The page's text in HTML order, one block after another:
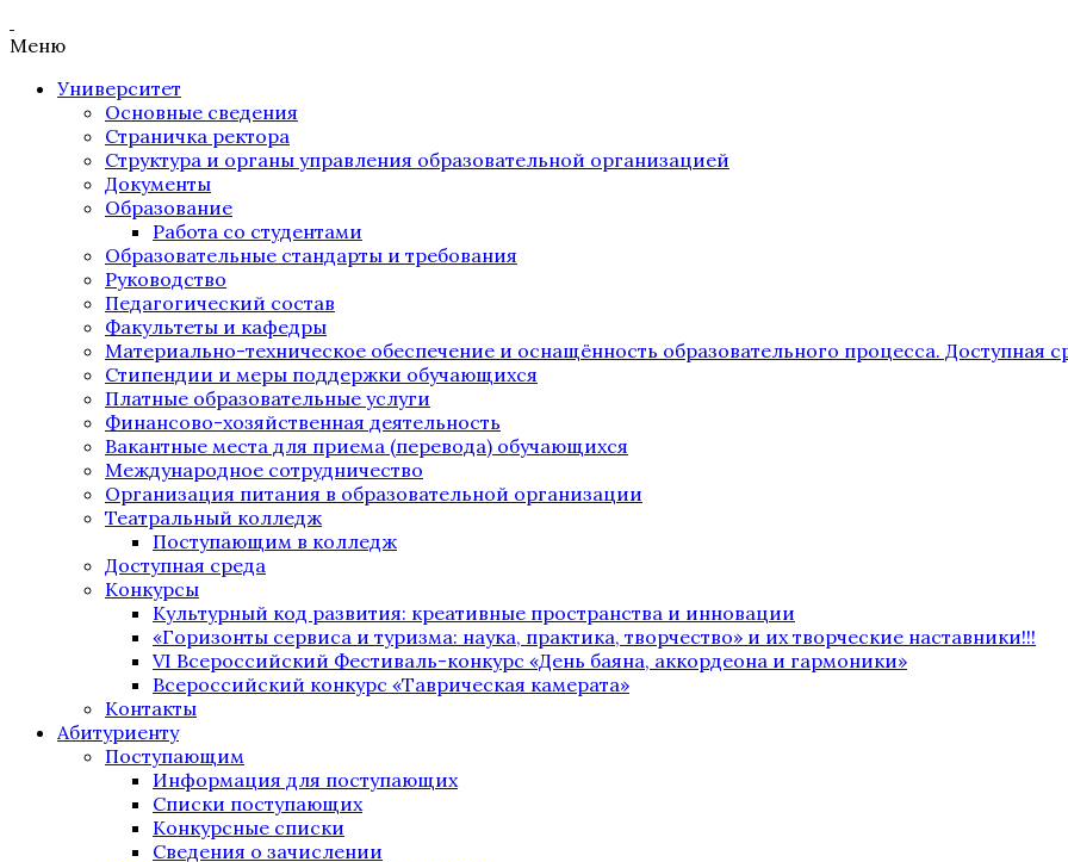
Меню
Университет
Основные сведения
Страничка ректора
Структура и органы управления образовательной организацией
Документы
Образование
Работа со студентами
Образовательные стандарты и требования
Руководство
Педагогический состав
Факультеты и кафедры
Материально-техническое обеспечение и оснащённость образовательного процесса. Доступная
Стипендии и меры поддержки обучающихся
Платные образовательные услуги
Финансово-хозяйственная деятельность
Вакантные места для приема (перевода) обучающихся
Международное сотрудничество
Организация питания в образовательной организации
Театральный колледж
Поступающим в колледж
Доступная среда
Конкурсы
Культурный код развития: креативные пространства и инновации
«Горизонты сервиса и туризма: наука, практика, творчество» и их творческие наставники!!!
VI Всероссийский Фестиваль-конкурс «День баяна, аккордеона и гармоники»
Всероссийский конкурс «Таврическая камерата»
Контакты
Абитуриенту
Поступающим
Информация для поступающих
Списки поступающих
Конкурсные списки
Сведения о зачислении